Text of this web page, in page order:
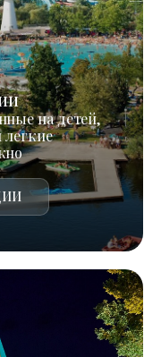
на детей,